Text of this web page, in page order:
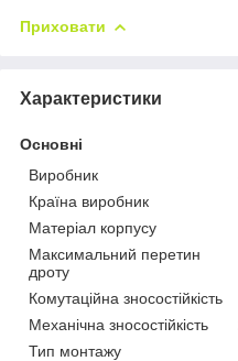
Приховати
Характеристики
Основні
Виробник
Країна виробник
Матеріал корпусу
Максимальний перетин
дроту
Комутаційна зносостійкість
Механічна зносостійкість
Тип монтажу